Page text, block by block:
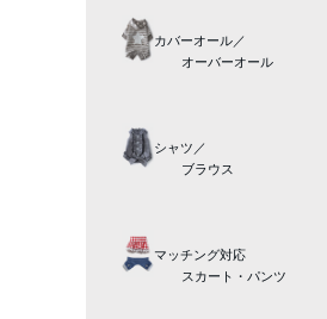
カバーオール／
オーバーオール
シャツ／
ブラウス
マッチング対応
スカート・パンツ